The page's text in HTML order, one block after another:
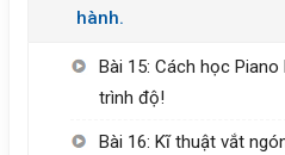
hành.
Bài 15: Cách học
trình độ!
Bài 16: Kĩ thuật vắt